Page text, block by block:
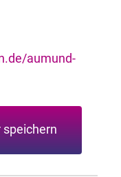
aumund-
speichern